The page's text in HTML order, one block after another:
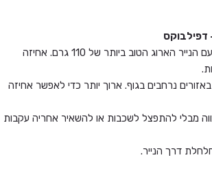
דפילבוקס
רצועות גוף אלו מיוצרות עם הנייר הארוג הטוב ביותר של 110 גרם. אחיזה
נרחבים בגוף. ארוך יותר כדי לאפשר אחיזה
מבלי להתפצל לשכבות או להשאיר אחריה עקבות
דרך הנייר.